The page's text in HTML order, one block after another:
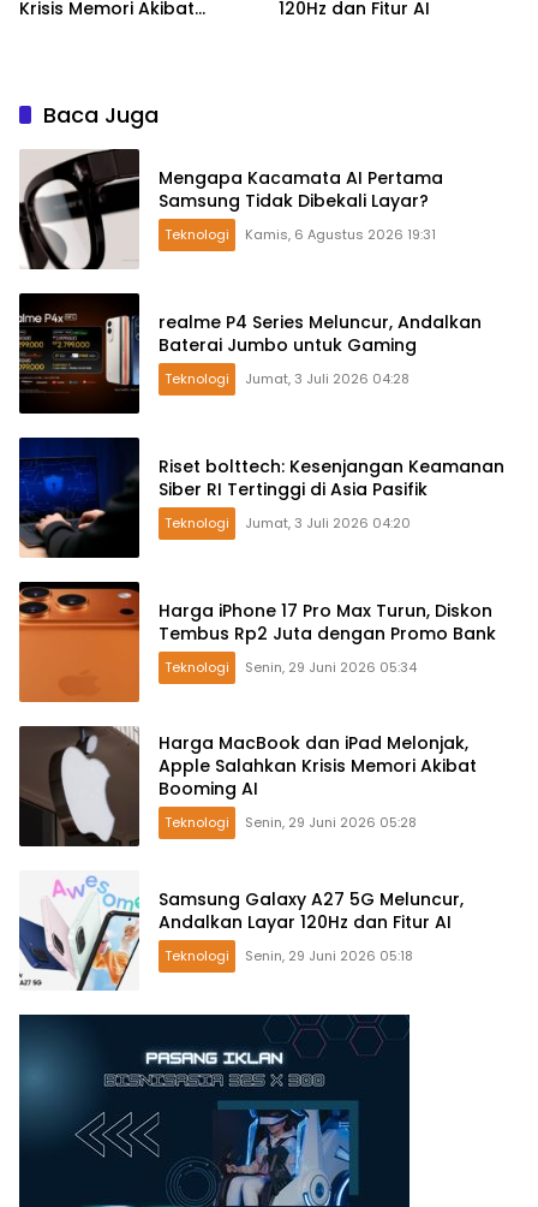
Krisis Memori Akibat
120Hz dan Fitur AI
Baca Juga
Mengapa Kacamata AI Pertama
Samsung Tidak Dibekali Layar?
Teknologi Kamis, 6 Agustus 2026 19:31
realme P4 Series Meluncur, Andalkan
Baterai Jumbo untuk Gaming
Teknologi Jumat, 3 Juli 2026 04:28
Riset bolttech: Kesenjangan Keamanan
Siber RI Tertinggi di Asia Pasifik
Teknologi Jumat, 3 Juli 2026 04:20
Harga iPhone 17 Pro Max Turun, Diskon
Tembus Rp2 Juta dengan Promo Bank
Teknologi Senin, 29 Juni 2026 05:34
Harga MacBook dan iPad Melonjak,
Apple Salahkan Krisis Memori Akibat
Booming AI
Teknologi Senin, 29 Juni 2026 05:28
Samsung Galaxy A27 5G Meluncur,
Andalkan Layar 120Hz dan Fitur AI
Teknologi Senin, 29 Juni 2026 05:18